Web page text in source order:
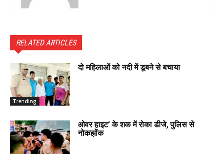
RELATED ARTICLES
Trending
दो महिलाओं को नदी में डूबने से बचाया
ओवर हाइट’ के शक में रोका डीजे, पुलिस से
नोकझोंक